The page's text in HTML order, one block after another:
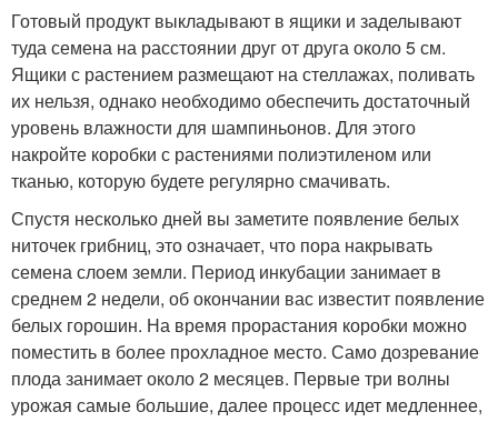
Готовый продукт выкладывают в ящики и заделывают
туда семена на расстоянии друг от друга около 5 см.
Ящики с растением размещают на стеллажах, поливать
их нельзя, однако необходимо обеспечить достаточный
уровень влажности для шампиньонов. Для этого
накройте коробки с растениями полиэтиленом или
тканью, которую будете регулярно смачивать.
Спустя несколько дней вы заметите появление белых
ниточек грибниц, это означает, что пора накрывать
семена слоем земли. Период инкубации занимает в
среднем 2 недели, об окончании вас известит появление
белых горошин. На время прорастания коробки можно
поместить в более прохладное место. Само дозревание
плода занимает около 2 месяцев. Первые три волны
урожая самые большие, далее процесс идет медленнее,